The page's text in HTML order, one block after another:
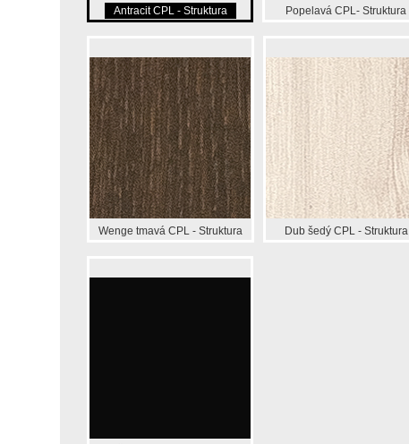
Antracit CPL - Struktura Popelavá CPL- Struktura
Wenge tmavá CPL - Struktura Dub šedý CPL - Struktura